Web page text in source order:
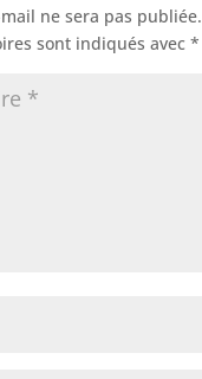
ne sera pas publiée.
sont indiqués avec *